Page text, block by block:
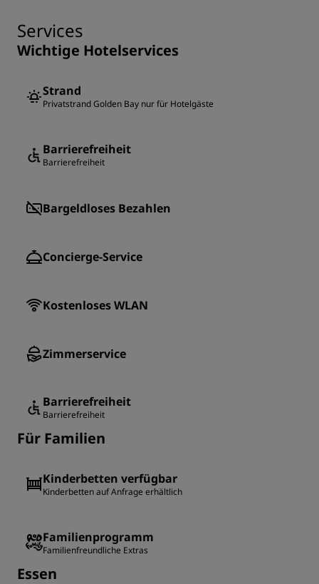
Services
Wichtige Hotelservices
Strand
Privatstrand Golden Bay nur für Hotelgäste
Barrierefreiheit
Barrierefreiheit
Bargeldloses Bezahlen
Concierge-Service
Kostenloses WLAN
Zimmerservice
Barrierefreiheit
Barrierefreiheit
Für Familien
Kinderbetten verfügbar
Kinderbetten auf Anfrage erhältlich
Familienprogramm
Familienfreundliche Extras
Essen